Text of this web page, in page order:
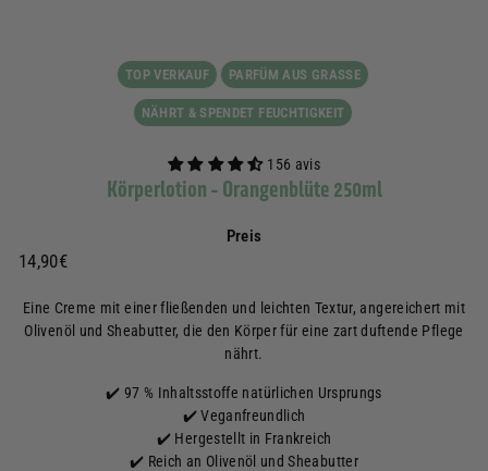
TOP VERKAUF PARFÜM AUS GRASSE
NÄHRT & SPENDET FEUCHTIGKEIT
156 avis
Körperlotion - Orangenblüte 250ml
Preis
Prix
14,90€14,90€
Eine Creme mit einer fließenden und leichten Textur, angereichert mit
Olivenöl und Sheabutter, die den Körper für eine zart duftende Pflege
nährt.
✔️ 97 % Inhaltsstoffe natürlichen Ursprungs
✔️ Veganfreundlich
✔️ Hergestellt in Frankreich
✔️ Reich an Olivenöl und Sheabutter